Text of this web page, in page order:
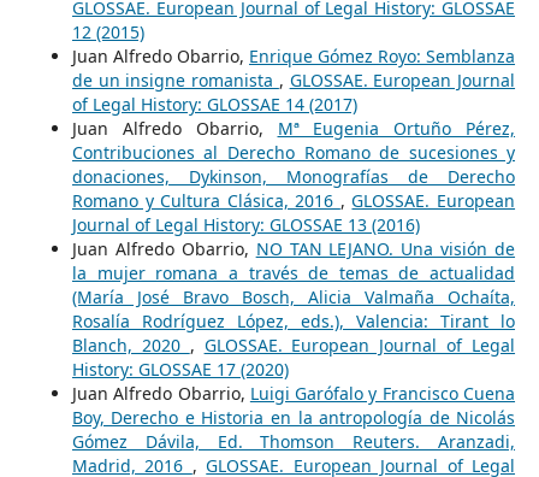
GLOSSAE. European Journal of Legal History: GLOSSAE
12 (2015)
Juan Alfredo Obarrio, Enrique Gómez Royo: Semblanza
de un insigne romanista , GLOSSAE. European Journal
of Legal History: GLOSSAE 14 (2017)
Juan Alfredo Obarrio, Mª Eugenia Ortuño Pérez,
Contribuciones al Derecho Romano de sucesiones y
donaciones, Dykinson, Monografías de Derecho
Romano y Cultura Clásica, 2016 ,GLOSSAE. European
Journal of Legal History: GLOSSAE 13 (2016)
Juan Alfredo Obarrio, NO TAN LEJANO. Una visión de
la mujer romana a través de temas de actualidad
(María José Bravo Bosch, Alicia Valmaña Ochaíta,
Rosalía Rodríguez López, eds.), Valencia: Tirant lo
Blanch, 2020 , GLOSSAE. European Journal of Legal
History: GLOSSAE 17 (2020)
Juan Alfredo Obarrio, Luigi Garófalo y Francisco Cuena
Boy, Derecho e Historia en la antropología de Nicolás
Gómez Dávila, Ed. Thomson Reuters. Aranzadi,
Madrid, 2016 ,GLOSSAE. European Journal of Legal